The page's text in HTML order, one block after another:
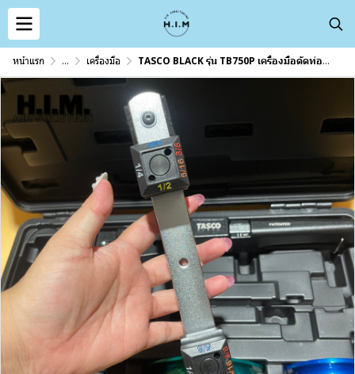
หน้าแรก ... เครื่องมือ TASCO BLACK รุ่น TB750P เครื่องมือดัดท่อทองแดง TUBE BENDER หัวดัดท่อมีขนาด ขนาด 1/4" - 3/4" รุ่นใหม่